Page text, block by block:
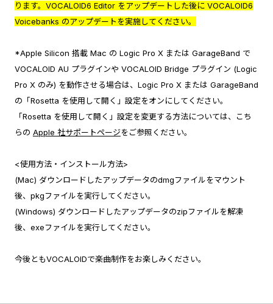
ります。VOCALOID6 Editor をアップデートした後に VOCALOID6
Voicebanks のアップデートを実施してください。
*Apple Silicon 搭載 Mac の Logic Pro X または GarageBand で
VOCALOID AU プラグインや VOCALOID Bridge プラグイン (Logic
Pro X のみ) を動作させる場合は、Logic Pro X または GarageBand
の「Rosetta を使用して開く」設定をオンにしてください。
「Rosetta を使用して開く」設定を変更する方法については、こち
らの Apple 社サポートページをご参照ください。
<使用方法・インストール方法>
(Mac) ダウンロードしたアップデータのdmgファイルをマウント
後、pkgファイルを実行してください。
(Windows) ダウンロードしたアップデータのzipファイルを解凍
後、exeファイルを実行してください。
今後ともVOCALOIDで楽曲制作をお楽しみください。